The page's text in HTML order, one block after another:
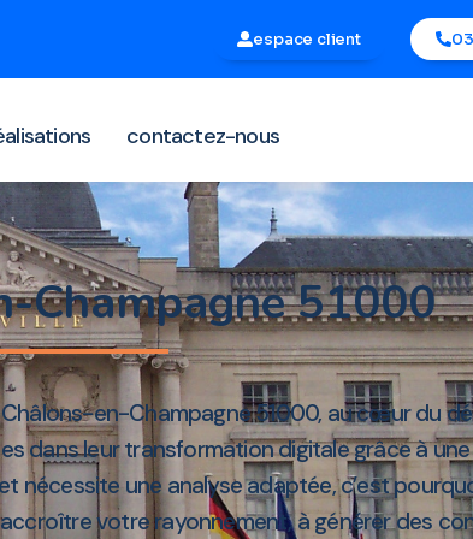
espace client
contactez-nous
Champagne 51000
en-Champagne 51000, au cœur du
dans leur transformation digitale grâce à
nécessite une analyse adaptée, c’est
votre rayonnement, à générer des